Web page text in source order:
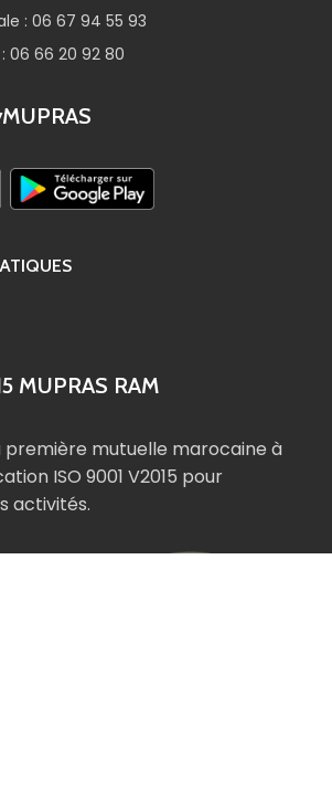
: 06 67 94 55 93
06 66 20 92 80
MUPRAS RAM
première mutuelle marocaine à
ISO 9001 V2015 pour
activités.